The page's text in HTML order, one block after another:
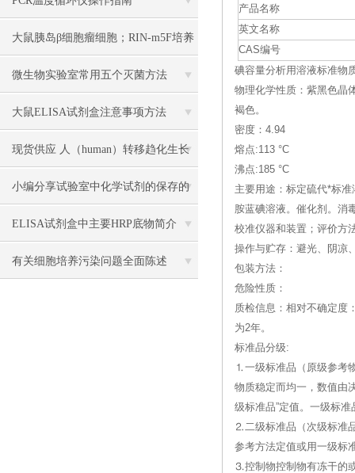
大鼠胰岛β细胞瘤细胞；RIN-m5F培养
操作说明
微生物实验室常用五个灭菌方法
大鼠ELISA试剂盒注意事项方法
现货供应 人（human）转移趋化生长
因子β1（TGF-β1） 说明书
小编分享试验室中化学试剂的保存的
方法
ELISA试剂盒中主要HRP底物简介
有关细胞培养污染问题全面陈述
产品名称
英文名称
CAS编号
碘容量分析用溶液标准物
物理化学性质：紫黑色晶
褐色。
密度：4.94
熔点:113 °C
沸点:185 °C
主要用途：标定硫代*标
胺蓝碘溶液。催化剂。消
校准仪器和装置；评价方
操作与贮存：避光、阴凉
包装方法：
危险性质：
质检信息：相对不确定度
为2年。
标准品分级:
⒈一级标准品（原级参考
物质稳定而均一，数值由
级标准品”定值。一级标
⒉二级标准品（次级标准
参考方法定值或用一级标
⒊控制物控制物有冻干的